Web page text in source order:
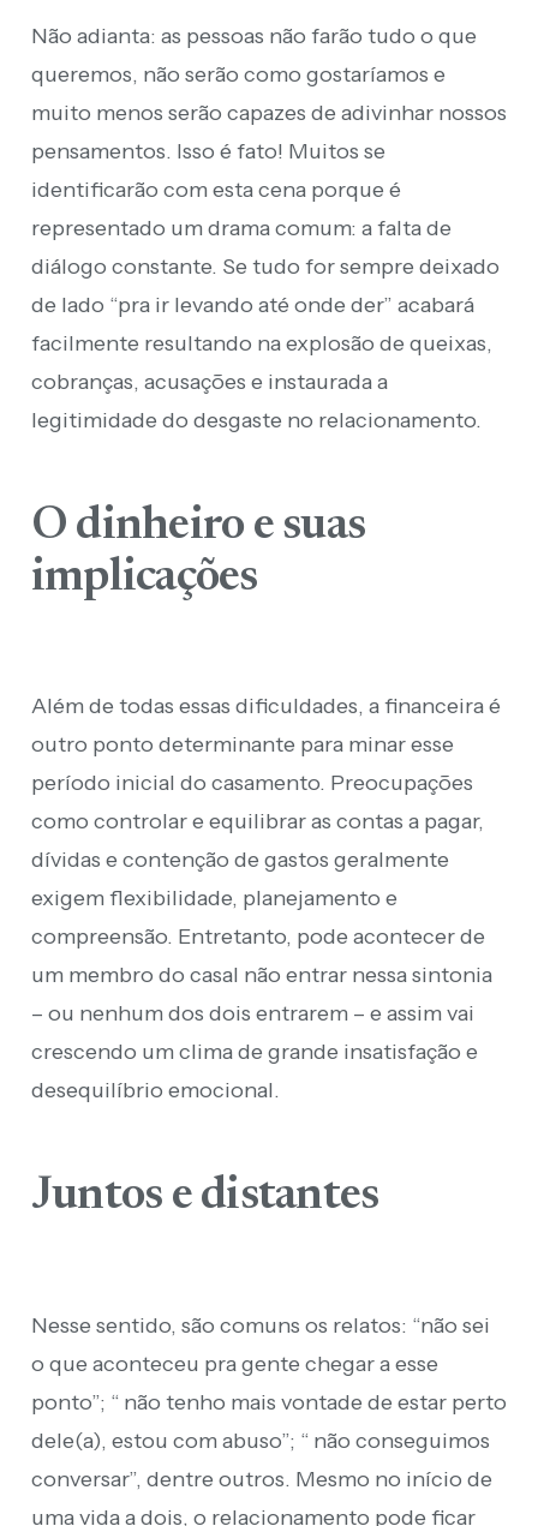
Não adianta: as pessoas não farão tudo o que
queremos, não serão como gostaríamos e
muito menos serão capazes de adivinhar nossos
pensamentos. Isso é fato! Muitos se
identificarão com esta cena porque é
representado um drama comum: a falta de
diálogo constante. Se tudo for sempre deixado
de lado “pra ir levando até onde der” acabará
facilmente resultando na explosão de queixas,
cobranças, acusações e instaurada a
legitimidade do desgaste no relacionamento.
O dinheiro e suas
implicações
Além de todas essas dificuldades, a financeira é
outro ponto determinante para minar esse
período inicial do casamento. Preocupações
como controlar e equilibrar as contas a pagar,
dívidas e contenção de gastos geralmente
exigem flexibilidade, planejamento e
compreensão. Entretanto, pode acontecer de
um membro do casal não entrar nessa sintonia
– ou nenhum dos dois entrarem – e assim vai
crescendo um clima de grande insatisfação e
desequilíbrio emocional.
Juntos e distantes
Nesse sentido, são comuns os relatos: “não sei
o que aconteceu pra gente chegar a esse
ponto”; “ não tenho mais vontade de estar perto
dele(a), estou com abuso”; “ não conseguimos
conversar”, dentre outros. Mesmo no início de
uma vida a dois, o relacionamento pode ficar